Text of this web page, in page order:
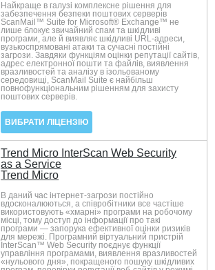
Найкраще в галузі комплексне рішення для
забезпечення безпеки поштових серверів
ScanMail™ Suite for Microsoft® Exchange™ не
лише блокує звичайний спам та шкідливі
програми, але й виявляє шкідливі URL-адреси,
вузькоспрямовані атаки та сучасні постійні
загрози. Завдяки функціям оцінки репутації сайтів,
адрес електронної пошти та файлів, виявлення
вразливостей та аналізу в ізольованому
середовищі, ScanMail Suite є найбільш
повнофункціональним рішенням для захисту
поштових серверів.
ВИБРАТИ ЛІЦЕНЗІЮ
Trend Micro InterScan Web Security
as a Service
Trend Micro
В даний час інтернет-загрози постійно
вдосконалюються, а співробітники все частіше
використовують «хмарні» програми на робочому
місці, тому доступ до інформації про такі
програми — запорука ефективної оцінки ризиків
для мережі. Програмний віртуальний пристрій
InterScan™ Web Security поєднує функції
управління програмами, виявлення вразливостей
«нульового дня», покращеного пошуку шкідливих